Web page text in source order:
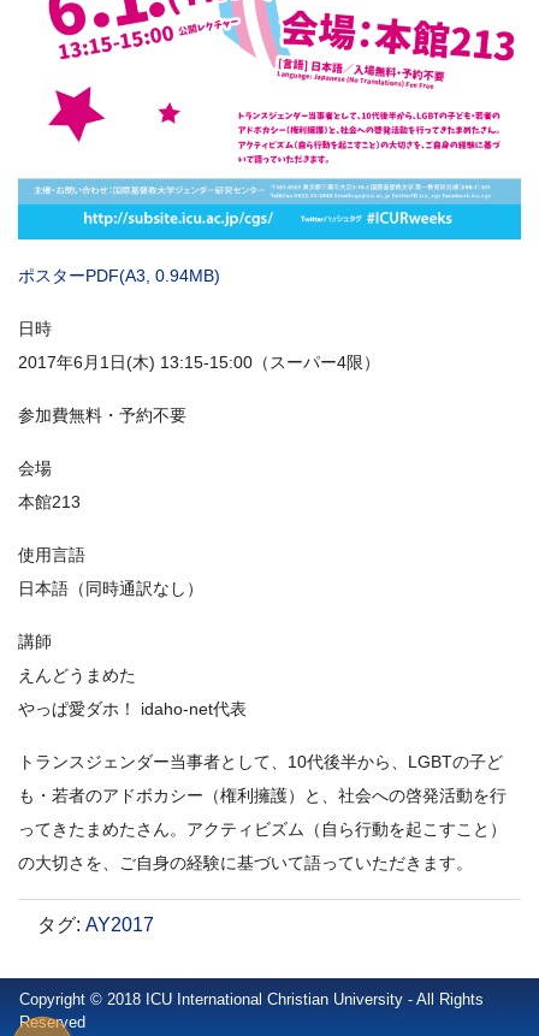
ポスターPDF(A3, 0.94MB)
日時
2017年6月1日(木) 13:15-15:00（スーパー4限）
参加費無料・予約不要
会場
本館213
使用言語
日本語（同時通訳なし）
講師
えんどうまめた
やっぱ愛ダホ！ idaho-net代表
トランスジェンダー当事者として、10代後半から、LGBTの子ど
も・若者のアドボカシー（権利擁護）と、社会への啓発活動を行
ってきたまめたさん。アクティビズム（自ら行動を起こすこと）
の大切さを、ご自身の経験に基づいて語っていただきます。
タグ: AY2017
Copyright © 2018 ICU International Christian University - All Rights
Reserved